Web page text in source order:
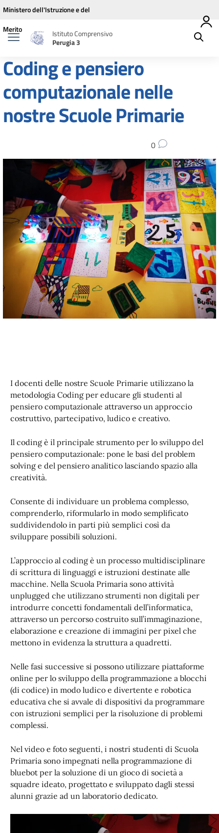
Vai ai contenuti
Vai al menu di navigazione
Vai al footer
Ministero dell'Istruzione e del
Merito
Istituto Comprensivo
Perugia 3
Coding e pensiero
computazionale nelle
nostre Scuole Primarie
0
I docenti delle nostre Scuole Primarie utilizzano la
metodologia Coding per educare gli studenti al
pensiero computazionale attraverso un approccio
costruttivo, partecipativo, ludico e creativo.
Il coding è il principale strumento per lo sviluppo del
pensiero computazionale: pone le basi del problem
solving e del pensiero analitico lasciando spazio alla
creatività.
Consente di individuare un problema complesso,
comprenderlo, riformularlo in modo semplificato
suddividendolo in parti più semplici così da
sviluppare possibili soluzioni.
L’approccio al coding è un processo multidisciplinare
di scrittura di linguaggi e istruzioni destinate alle
macchine. Nella Scuola Primaria sono attività
unplugged che utilizzano strumenti non digitali per
introdurre concetti fondamentali dell’informatica,
attraverso un percorso costruito sull’immaginazione,
elaborazione e creazione di immagini per pixel che
mettono in evidenza la struttura a quadretti.
Nelle fasi successive si possono utilizzare piattaforme
online per lo sviluppo della programmazione a blocchi
(di codice) in modo ludico e divertente e robotica
educativa che si avvale di dispositivi da programmare
con istruzioni semplici per la risoluzione di problemi
complessi.
Nel video e foto seguenti, i nostri studenti di Scuola
Primaria sono impegnati nella programmazione di
bluebot per la soluzione di un gioco di società a
squadre ideato, progettato e sviluppato dagli stessi
alunni grazie ad un laboratorio dedicato.